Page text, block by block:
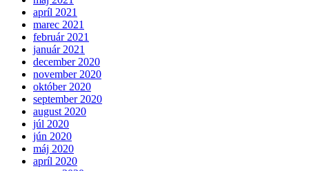
apríl 2021
marec 2021
február 2021
január 2021
december 2020
november 2020
október 2020
september 2020
august 2020
júl 2020
jún 2020
máj 2020
apríl 2020